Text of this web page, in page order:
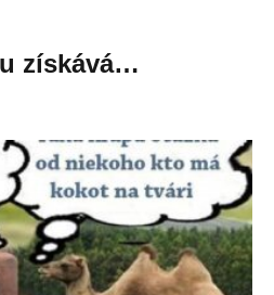
získává…